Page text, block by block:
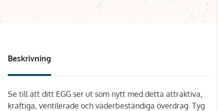
Beskrivning
Se till att ditt EGG ser ut som nytt med detta attraktiva,
kraftiga, ventilerade och väderbeständiga överdrag. Tyg